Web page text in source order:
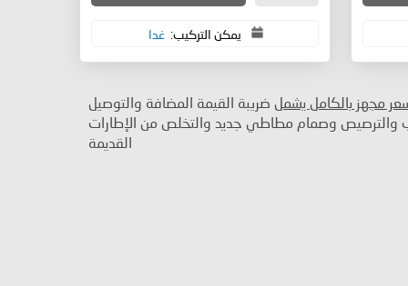
يمكن التركيب: غدا
مجهز بالكامل يشمل ضريبة القيمة المضافة والتوصيل
والترصيص وصمام مطاطي جديد والتخلص من الإطارات
القديمة